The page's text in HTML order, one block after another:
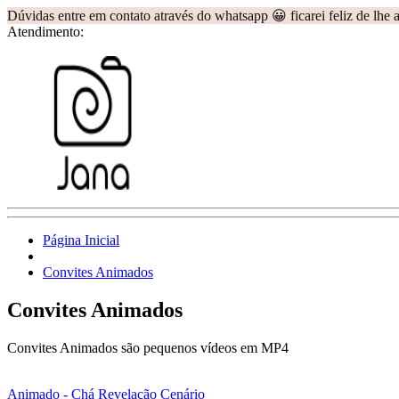
Dúvidas entre em contato através do whatsapp 😀 ficarei feliz de lhe
Atendimento:
Página Inicial
Convites Animados
Convites Animados
Convites Animados são pequenos vídeos em MP4
Animado - Chá Revelação Cenário